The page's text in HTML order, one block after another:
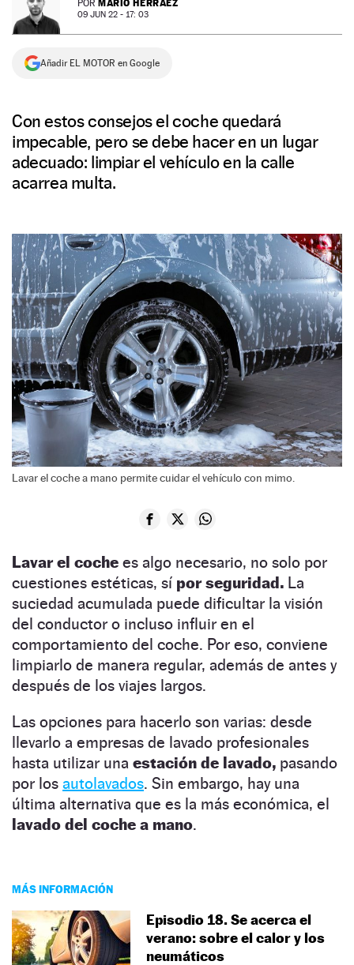
NEWSLETTER
SÍGUENOS
POR MARIO HERRÁEZ
09 JUN 22 - 17: 03
Añadir EL MOTOR en Google
Con estos consejos el coche quedará
impecable, pero se debe hacer en un lugar
adecuado: limpiar el vehículo en la calle
acarrea multa.
Lavar el coche a mano permite cuidar el vehículo con mimo.
Lavar el coche es algo necesario, no solo por
cuestiones estéticas, sí por seguridad. La
suciedad acumulada puede dificultar la visión
del conductor o incluso influir en el
comportamiento del coche. Por eso, conviene
limpiarlo de manera regular, además de antes y
después de los viajes largos.
Las opciones para hacerlo son varias: desde
llevarlo a empresas de lavado profesionales
hasta utilizar una estación de lavado, pasando
por los autolavados. Sin embargo, hay una
última alternativa que es la más económica, el
lavado del coche a mano.
MÁS INFORMACIÓN
Episodio 18. Se acerca el
verano: sobre el calor y los
neumáticos